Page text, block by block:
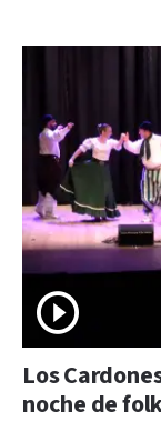
Los
noche de